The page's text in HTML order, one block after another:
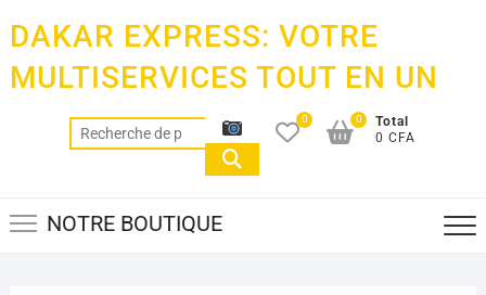
content
DAKAR EXPRESS: VOTRE
MULTISERVICES TOUT EN UN
Recherche
pour :
0
Total
0 CFA
0
NOTRE BOUTIQUE